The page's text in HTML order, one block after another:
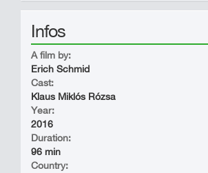
Infos
A film by:
Erich Schmid
Cast:
Klaus Miklós Rózsa
Year:
2016
Duration:
96 min
Country: